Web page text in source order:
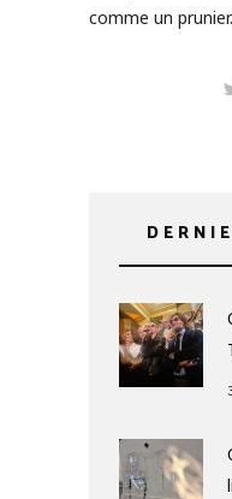
comme un prunier.